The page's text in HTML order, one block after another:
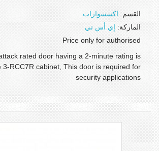
القسم: اكسسوارات
الماركة: إي أس تي
Price only for authorised
rated door having a 2-minute rating is
3-RCC7R cabinet, This door is required for
security applications